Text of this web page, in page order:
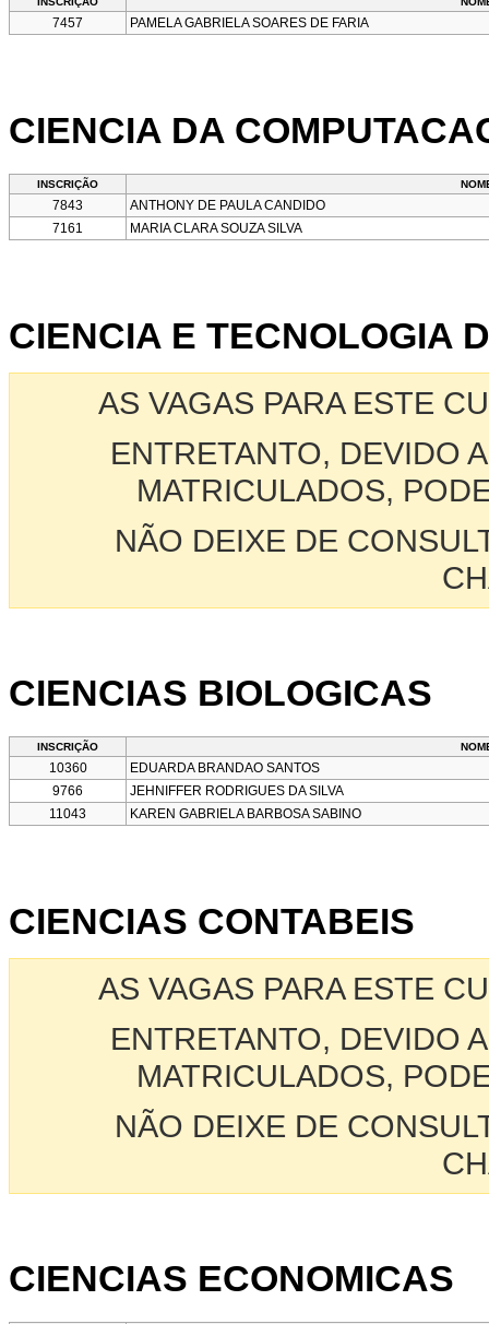
7457 PAMELA GABRIELA SOARES DE FARIA
CIENCIA DA
INSCRIÇÃO
7843
ANTHONY DE PAULA CANDIDO
7161
MARIA CLARA SOUZA SILVA
CIENCIA E TECNOLOGIA
AS VAGAS PARA ESTE
ENTRETANTO, DEVIDO
MATRICULADOS,
NÃO DEIXE DE
CIENCIAS BIOLOGICAS
INSCRIÇÃO
10360
EDUARDA BRANDAO SANTOS
9766
JEHNIFFER RODRIGUES DA SILVA
11043
KAREN GABRIELA BARBOSA SABINO
CIENCIAS CONTABEIS
AS VAGAS PARA ESTE
ENTRETANTO, DEVIDO
MATRICULADOS,
NÃO DEIXE DE
CIENCIAS ECONOMICAS